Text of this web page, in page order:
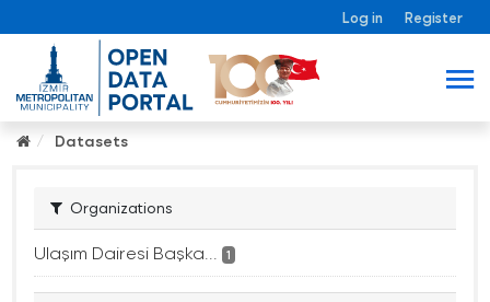
Log in Register
Datasets
Organizations
Ulaşım Dairesi Başka... 1